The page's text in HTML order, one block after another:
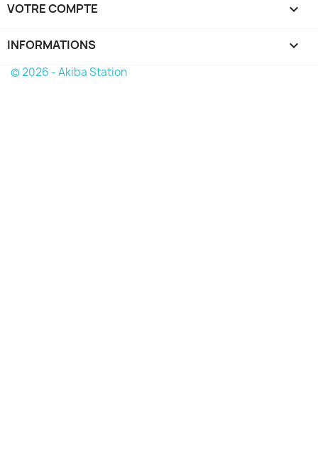
VOTRE COMPTE 
INFORMATIONS keyboard_arrow_down
© 2026 - Akiba Station